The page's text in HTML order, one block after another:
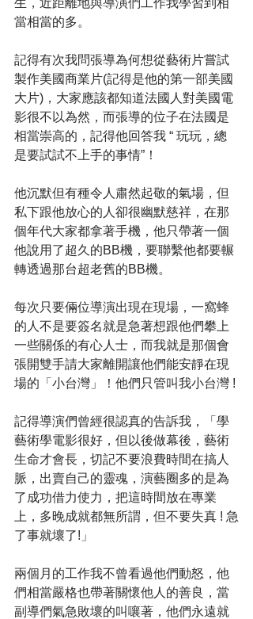
生，近距離地與導演們工作我學習到相
當相當的多。
記得有次我問張導為何想從藝術片嘗試
製作美國商業片(記得是他的第一部美國
大片)，大家應該都知道法國人對美國電
影很不以為然，而張導的位子在法國是
相當崇高的，記得他回答我 “ 玩玩，總
是要試試不上手的事情”！
他沉默但有種令人肅然起敬的氣場，但
私下跟他放心的人卻很幽默慈祥，在那
個年代大家都拿著手機，他只帶著一個
他說用了超久的BB機，要聯繫他都要輾
轉透過那台超老舊的BB機。
每次只要倆位導演出現在現場，一窩蜂
的人不是要簽名就是急著想跟他們攀上
一些關係的有心人士，而我就是那個會
張開雙手請大家離開讓他們能安靜在現
場的「小台灣」！他們只管叫我小台灣 !
記得導演們曾經很認真的告訴我，「學
藝術學電影很好，但以後做幕後，藝術
生命才會長，切記不要浪費時間在搞人
脈，出賣自己的靈魂，演藝圈多的是為
了成功借力使力，把這時間放在專業
上，多晚成就都無所謂，但不要失真 ! 急
了事就壞了!」
兩個月的工作我不曾看過他們動怒，他
們相當嚴格也帶著關懷他人的善良，當
副導們氣急敗壞的叫嚷著，他們永遠就